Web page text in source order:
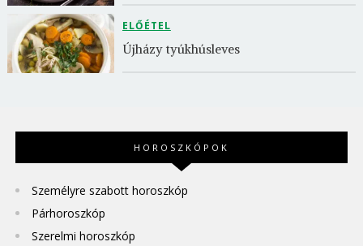
ELŐÉTEL
Újházy tyúkhúsleves
HOROSZKÓPOK
Személyre szabott horoszkóp
Párhoroszkóp
Szerelmi horoszkóp